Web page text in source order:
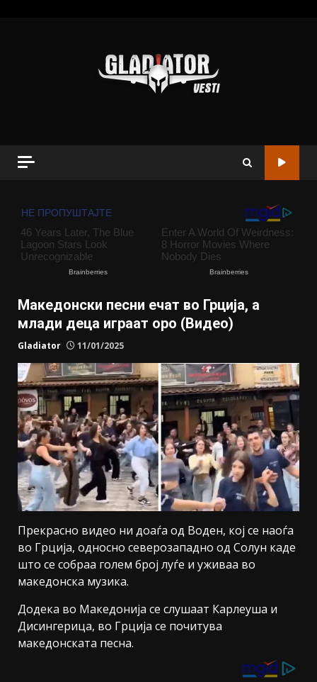
Македонски песни ечат во Грција, а
млади деца играат оро (Видео)
Gladiator 11/01/2025
Прекрасно видео ни доаѓа од Воден, кој се наоѓа
во Грција, односно северозападно од Солун каде
што се собраа голем број луѓе и уживаа во
македонска музика.
Додека во Македонија се слушаат Карлеуша и
Дисингерица, во Грција се почитува
македонската песна.